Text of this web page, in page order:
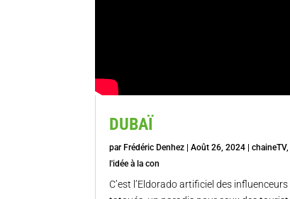
DUBAÏ
par Frédéric Denhez |Août 26, 2024 |chaineTV,
l'idée à la con
C’est l’Eldorado artificiel des influenceurs